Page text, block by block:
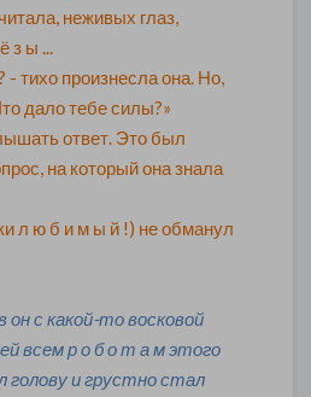
неживых глаз,
з ы ...
- тихо произнесла она. Но,
дало тебе силы?»
ответ. Это был
на который она знала
л ю б и м ы й !) не обманул
он с какой-то восковой
всем р о б о т а м этого
голову и грустно стал